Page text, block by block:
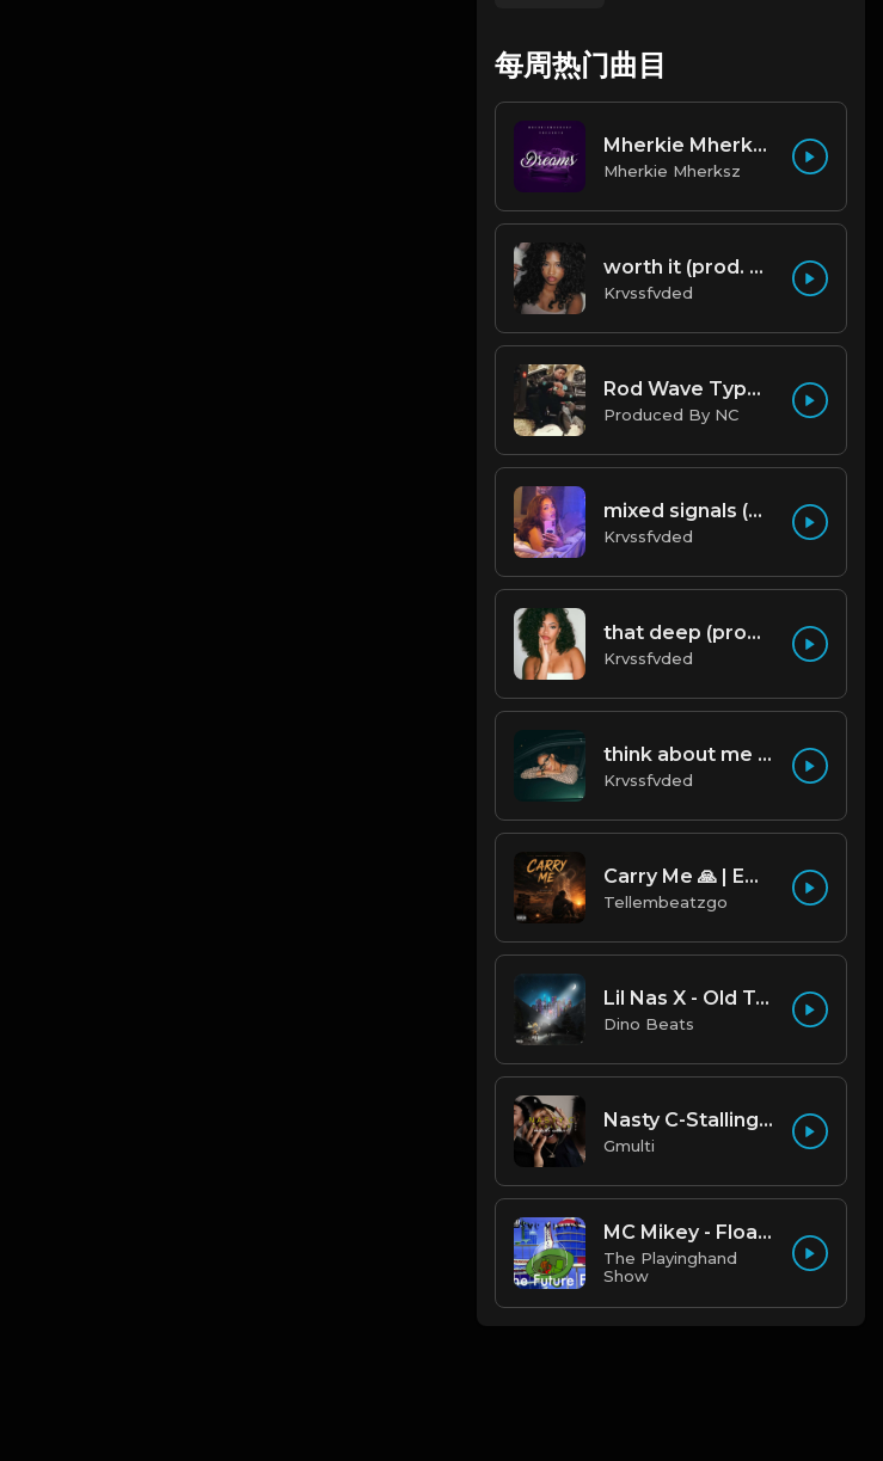
每周热门曲目
Mherkie Mherksz - Dreams
Mherkie Mherksz
worth it (prod. by krvssfvded) 144bpm
Krvssfvded
Rod Wave Type Beat "Misunderstood" |@ProdbyNc
Produced By NC
mixed signals (prod. by krvssfvded & Dee Aye) 124bpm
Krvssfvded
that deep (prod. by krvssfvded) 114bpm
Krvssfvded
think about me (prod. by krvssfvded) 123bpm
Krvssfvded
Carry Me 🙏 | Emotional Afrobeat | Produced by Tellembeatzgo
Tellembeatzgo
Lil Nas X - Old Town Road (Official Instrumental)
Dino Beats
Nasty C-Stalling - Instrumental (Prod by Gmulti).mp3
Gmulti
MC Mikey - Floating
The Playinghand
Show